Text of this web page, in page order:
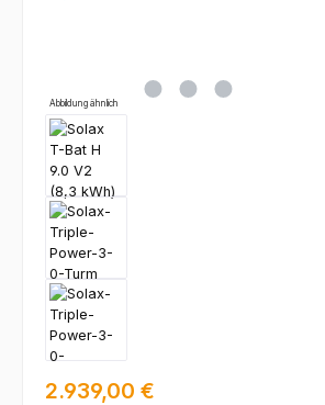
Abbildung ähnlich
Regulärer Preis:
2.939,00 €